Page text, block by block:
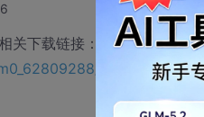
关下载链接：